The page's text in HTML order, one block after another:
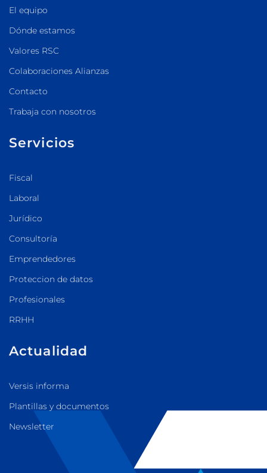
El equipo
Dónde estamos
Valores RSC
Colaboraciones Alianzas
Contacto
Trabaja con nosotros
Servicios
Fiscal
Laboral
Jurídico
Consultoría
Emprendedores
Proteccion de datos
Profesionales
RRHH
Actualidad
Versis informa
Plantillas y documentos
Newsletter